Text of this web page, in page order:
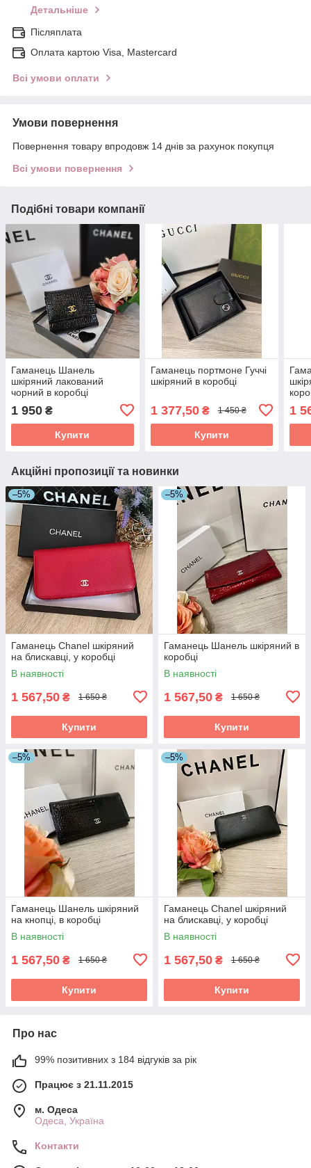
Детальніше
Післяплата
Оплата картою Visa, Mastercard
Всі умови оплати
Умови повернення
Повернення товару впродовж 14 днів за рахунок покупця
Всі умови повернення
Подібні товари компанії
Гаманець Шанель
шкіряний лакований
чорний в коробці
1 950 ₴
Купити
Гаманець портмоне Гуччі
шкіряний в коробці
1 377,50₴ 1 450 ₴
Купити
1
Акційні пропозиції та новинки
–5%
Гаманець Chanel шкіряний
на блискавці, у коробці
В наявності
1 567,50 ₴ 1 650 ₴
Купити
–5%
Гаманець Шанель шкіряний в
коробці
В наявності
1 567,50 ₴ 1 650 ₴
Купити
–5%
Гаманець Шанель шкіряний
на кнопці, в коробці
В наявності
1 567,50 ₴ 1 650 ₴
Купити
–5%
Гаманець Chanel шкіряний
на блискавці, у коробці
В наявності
1 567,50 ₴ 1 650 ₴
Купити
Про нас
99% позитивних з 184 відгуків за рік
Працює з 21.11.2015
м. Одеса
Одеса, Україна
Контакти